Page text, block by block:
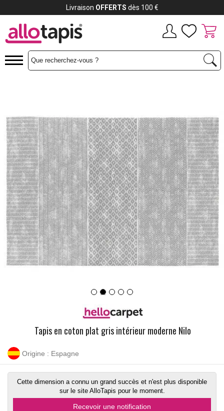
Tapis en coton plat gris intérieur moderne Nilo
Origine : Espagne
Cette dimension a connu un grand succès et n'est plus disponible
sur le site AlloTapis pour le moment.
Recevoir une notification
Payez jusqu'à12x